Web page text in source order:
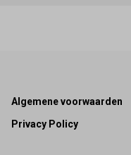
Footer
Algemene voorwaarden
Privacy Policy